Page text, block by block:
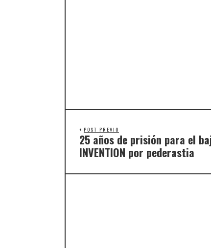
POST PREVIO
25 años de prisión para el
INVENTION por pederastia